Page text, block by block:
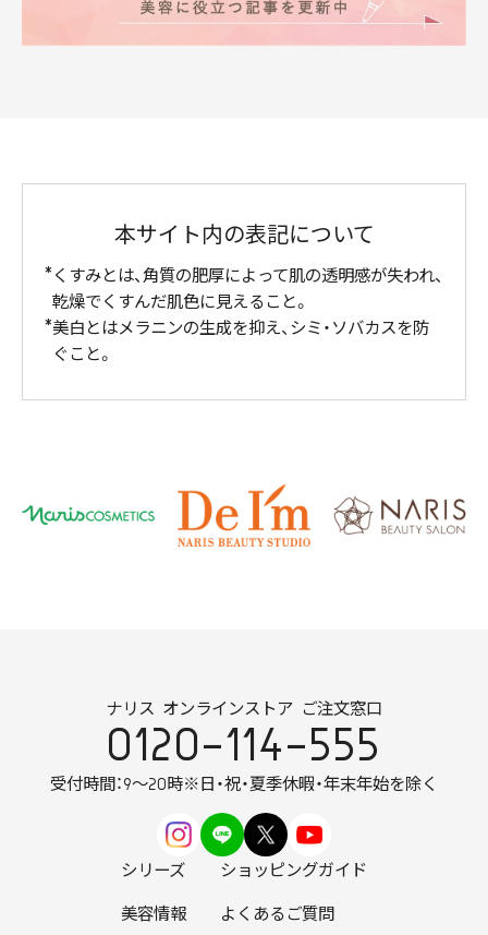
本サイト内の表記について
くすみとは、角質の肥厚によって肌の透明感が失われ、
乾燥でくすんだ肌色に見えること。
美白とはメラニンの生成を抑え、シミ・ソバカスを防
ぐこと。
ナリス オンラインストア ご注文窓口
0120-114-555
受付時間：9～20時※日・祝・夏季休暇・年末年始を除く
シリーズ ショッピングガイド
美容情報 よくあるご質問